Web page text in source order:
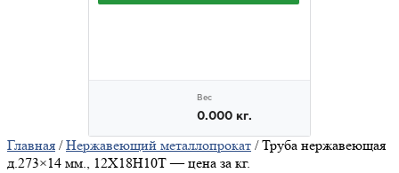
Главная /Нержавеющий металлопрокат / Труба нержавеющая
д.273×14 мм., 12Х18Н10Т — цена за кг.